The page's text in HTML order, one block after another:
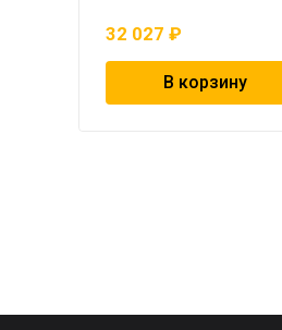
32 027 ₽
В корзину